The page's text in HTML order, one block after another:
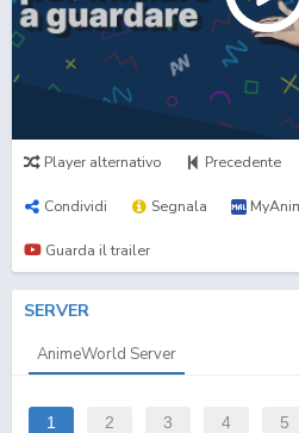
Player alternativo Precedente
Condividi Segnala
Guarda il trailer
SERVER
AnimeWorld Server
1 2 3 4 5